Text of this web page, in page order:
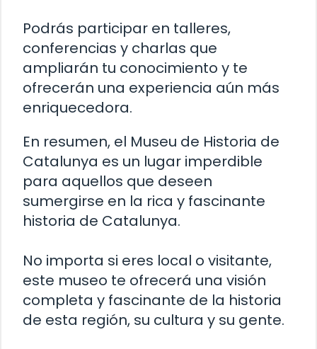
Podrás participar en talleres,
conferencias y charlas que
ampliarán tu conocimiento y te
ofrecerán una experiencia aún más
enriquecedora.
En resumen, el Museu de Historia de
Catalunya es un lugar imperdible
para aquellos que deseen
sumergirse en la rica y fascinante
historia de Catalunya.
No importa si eres local o visitante,
este museo te ofrecerá una visión
completa y fascinante de la historia
de esta región, su cultura y su gente.